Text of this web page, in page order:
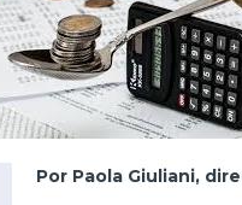
Por Paola Giuliani,